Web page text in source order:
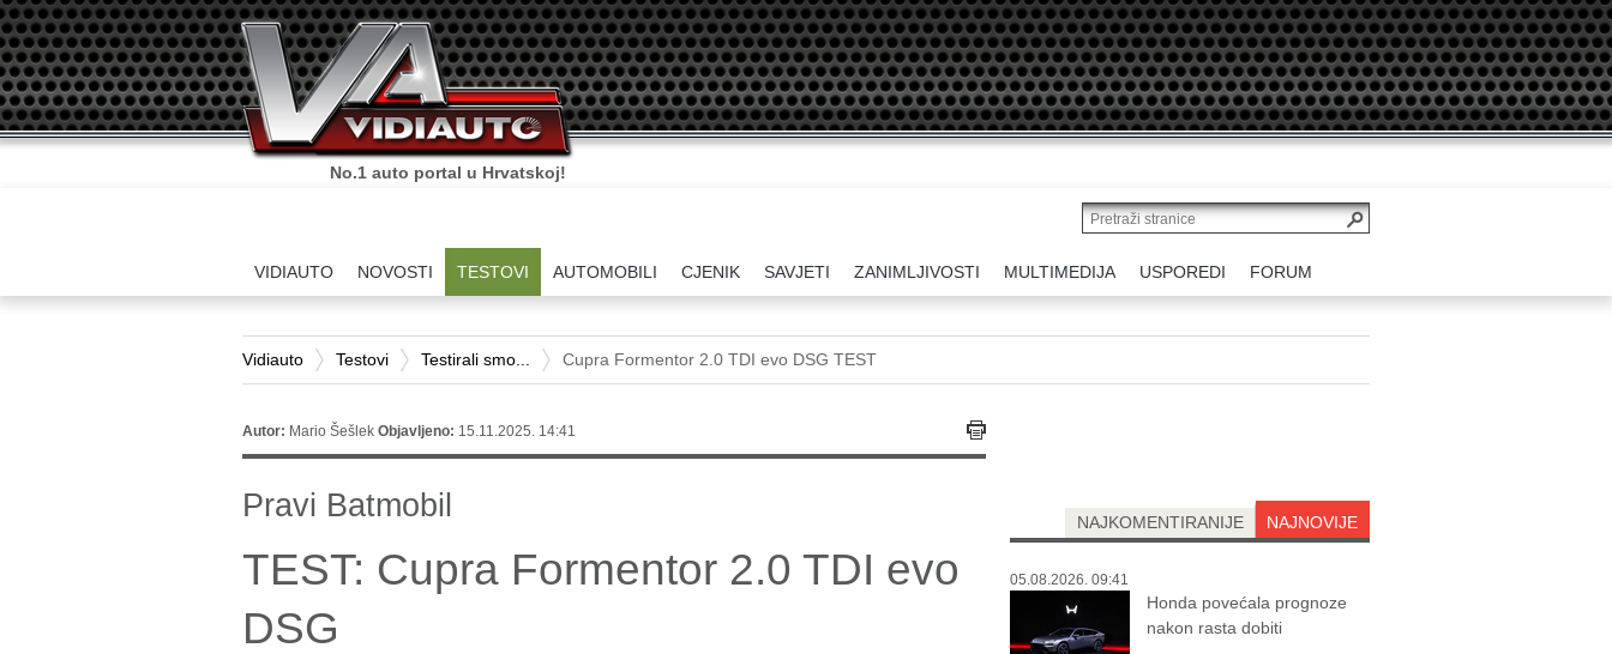
Sve što o autima trebate znati.
VIDIAUTO NOVOSTI TESTOVI AUTOMOBILI CJENIK SAVJETI ZANIMLJIVOSTI MULTIMEDIJA USPOREDI FORUM
Vidiauto Testovi Testirali smo... Cupra Formentor 2.0 TDI evo DSG TEST
Autor: Mario Šešlek Objavljeno: 15.11.2025. 14:41
Pravi Batmobil
TEST: Cupra Formentor 2.0 TDI evo
DSG
NAJNOVIJE
NAJKOMENTIRANIJE
05.08.2026. 09:41
Honda povećala prognoze
nakon rasta dobiti